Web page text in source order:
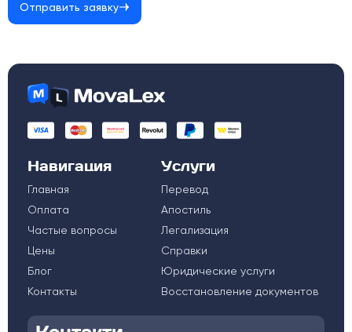
Отправить заявку
Навигация
Главная
Оплата
Частые вопросы
Цены
Блог
Контакты
Услуги
Перевод
Апостиль
Легализация
Справки
Юридические услуги
Восстановление документов